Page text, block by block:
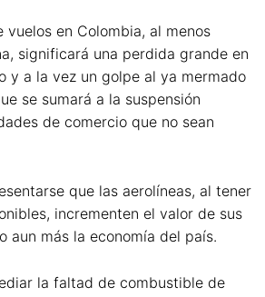
vuelos en Colombia, al menos
significará una perdida grande en
y a la vez un golpe al ya mermado
se sumará a la suspensión
de comercio que no sean
que las aerolíneas, al tener
incrementen el valor de sus
aun más la economía del país.
la faltad de combustible de